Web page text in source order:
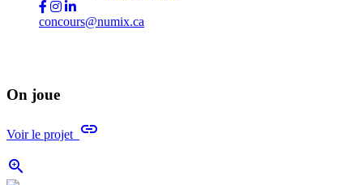
concours@numix.ca
On joue
Voir le projet link
zoom_in